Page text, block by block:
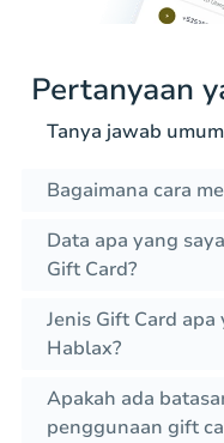
Pertanyaan
Tanya jawab
Bagaimana cara
Data apa yang
Gift Card?
Jenis Gift Card
Hablax?
Apakah ada
penggunaan gift